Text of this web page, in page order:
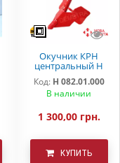
Окучник КРН
центральный Н
082.01.000
"DEMETRA"
Код: Н 082.01.000
В наличии
1 300,00 грн.
КУПИТЬ